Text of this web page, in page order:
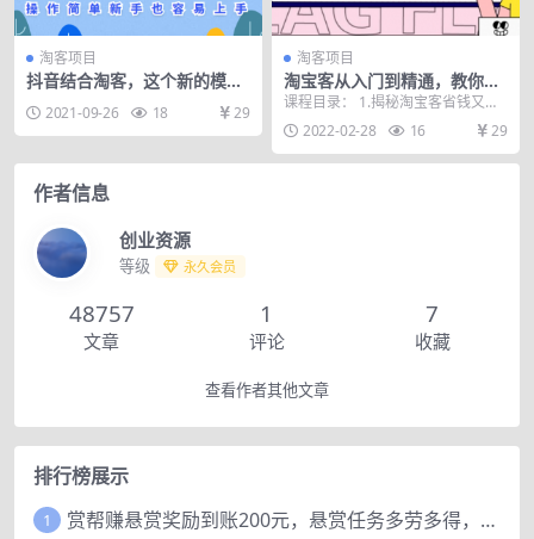
淘客项目
抖音结合淘客，这个新的模
2021-09-26 18 29
淘客项目
淘宝客从入门到精通，教你做
一个赚钱的淘宝客，从0到月
入过万
课程目录： 1.揭秘淘宝客省钱又赚
钱的方法.mp4 2.淘宝客月入过万需
要具备哪...
2022-02-28 16 29
作者信息
创业资源
等级 永久会员
48757
文章
1
评论
7
收藏
查看作者其他文章
排行榜展示
1 赏帮赚悬赏奖励到账200元，悬赏任务多劳多得，人人可做。